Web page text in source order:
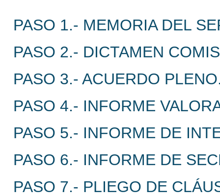
PASO 1.- MEMORIA DEL
PASO 2.- DICTAMEN
PASO 3.- ACUERDO
PASO 4.- INFORME
PASO 5.- INFORME DE
PASO 6.- INFORME DE
PASO 7.- PLIEGO DE